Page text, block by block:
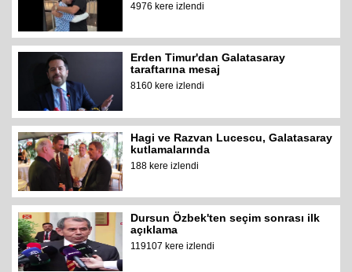
4976 kere izlendi
Erden Timur'dan Galatasaray
taraftarına mesaj
8160 kere izlendi
Hagi ve Razvan Lucescu, Galatasaray
kutlamalarında
188 kere izlendi
Dursun Özbek'ten seçim sonrası ilk
açıklama
119107 kere izlendi